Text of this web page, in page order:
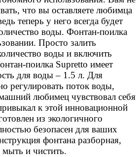
что вы оставляете любимца
теперь у него всегда будет
воды. Фонтан-поилка
Просто залить
воды и включить
поилка Supretto имеет
для воды – 1.5 л. Для
регулировать поток воды,
любимец чувствовал себя
к этой инновационной
из экологичного
безопасен для ваших
фонтана разборная,
мыть и чистить.